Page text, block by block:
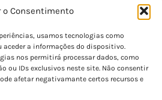
o Consentimento
usamos tecnologias como
aceder a informações do dispositivo.
nos permitirá processar dados, como
ou IDs exclusivos neste site. Não consentir
afetar negativamante certos recursos e
de Privacidade
e Condições
Frequentes
Custos de Envio
Internacionais